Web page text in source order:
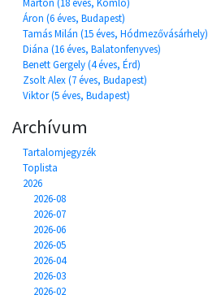
Márton (18 éves, Komló)
Áron (6 éves, Budapest)
Tamás Milán (15 éves, Hódmezővásárhely)
Diána (16 éves, Balatonfenyves)
Benett Gergely (4 éves, Érd)
Zsolt Alex (7 éves, Budapest)
Viktor (5 éves, Budapest)
Archívum
Tartalomjegyzék
Toplista
2026
2026-08
2026-07
2026-06
2026-05
2026-04
2026-03
2026-02